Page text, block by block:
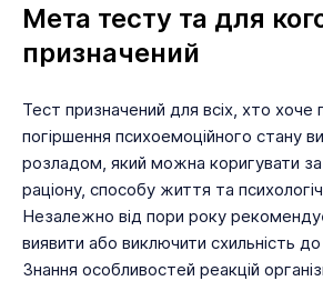
Мета тесту та для
призначений
Тест призначений для всіх, хто
погіршення психоемоційного стану
розладом, який можна коригувати
раціону, способу життя та
Незалежно від пори року
виявити або виключити схильність до
Знання особливостей реакцій